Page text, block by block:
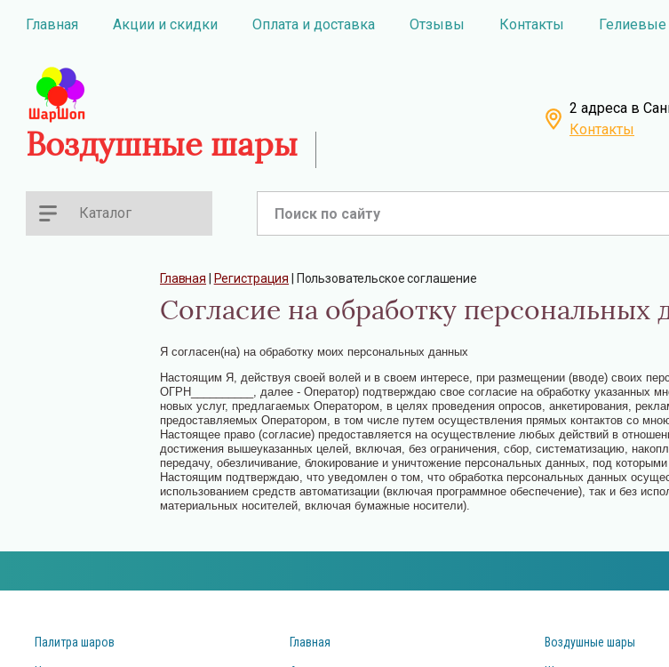
Главная Акции и скидки Оплата и доставка Отзывы Контакты
Воздушные шары
2 адреса в
Контакты
Каталог
Главная Регистрация Пользовательское соглашение
Согласие на обработку персональных
Я согласен(на) на обработку моих персональных данных
Настоящим Я, действуя своей волей и в своем интересе, при размещении (вводе) своих
ОГРН__________, далее - Оператор) подтверждаю свое согласие на обработку указанных
новых услуг, предлагаемых Оператором, в целях проведения опросов, анкетирования,
предоставляемых Оператором, в том числе путем осуществления прямых контактов со
Настоящее право (согласие) предоставляется на осуществление любых действий в
достижения вышеуказанных целей, включая, без ограничения, сбор, систематизацию,
передачу, обезличивание, блокирование и уничтожение персональных данных, под
Настоящим подтверждаю, что уведомлен о том, что обработка персональных данных
использованием средств автоматизации (включая программное обеспечение), так и без
материальных носителей, включая бумажные носители).
Палитра шаров Главная Воздушные шары